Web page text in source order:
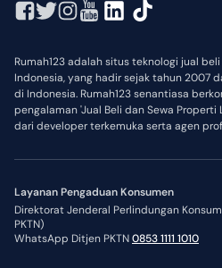
Rumah123 adalah situs teknologi jual
Indonesia, yang hadir sejak tahun 2007
di Indonesia. Rumah123 senantiasa
pengalaman 'Jual Beli dan Sewa
dari developer terkemuka serta agen
Layanan Pengaduan Konsumen
Direktorat Jenderal Perlindungan
PKTN)
WhatsApp Ditjen PKTN0853 1111 1010